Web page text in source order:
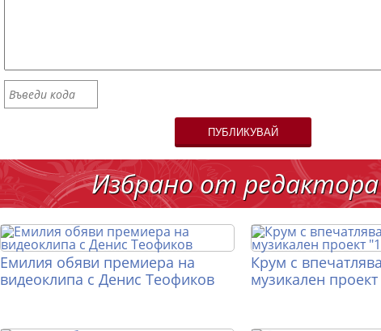
ПУБЛИКУВАЙ
Избрано от редактора
Емилия обяви премиера на
видеоклипа с Денис Теофиков
Крум с
музикален